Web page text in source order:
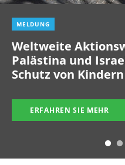
MELDUNG
Weltweite
Palästina und
Schutz von Kindern
ERFAHREN SIE MEHR